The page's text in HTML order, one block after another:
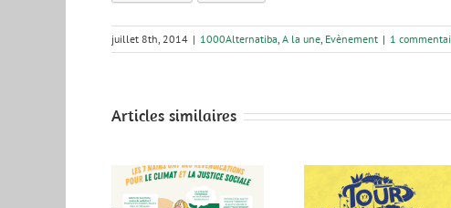
juillet 8th, 2014 | 1000Alternatiba, A la une, Evènement | 1
Articles similaires